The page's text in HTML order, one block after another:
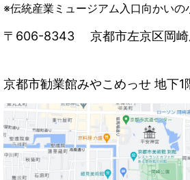
※伝統産業ミュージアム入口向かいの
〒606-8343 京都市左京区岡
京都市勧業館みやこめっせ 地下1